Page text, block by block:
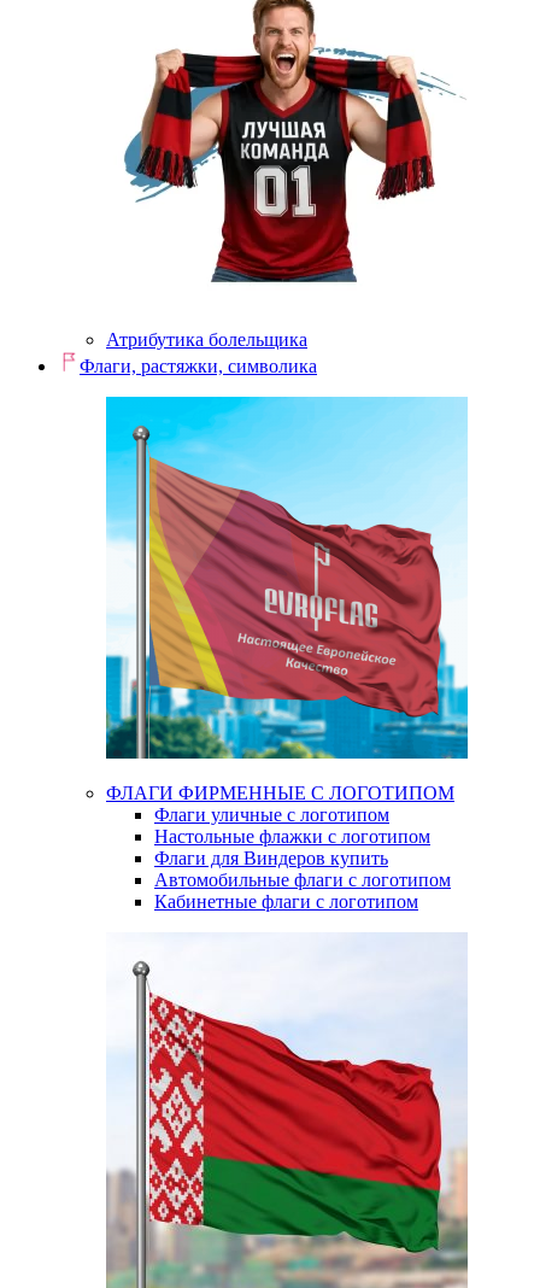
Атрибутика болельщика
Флаги, растяжки, символика
ФЛАГИ ФИРМЕННЫЕ С ЛОГОТИПОМ
Флаги уличные с логотипом
Настольные флажки с логотипом
Флаги для Виндеров купить
Автомобильные флаги с логотипом
Кабинетные флаги с логотипом